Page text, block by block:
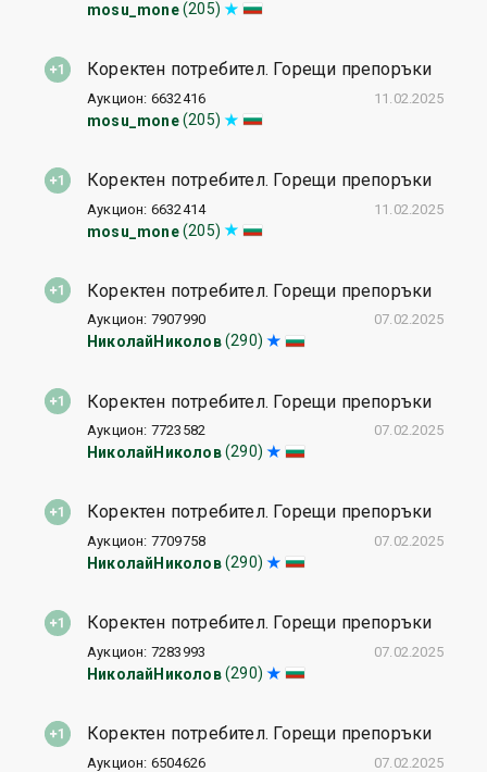
mosu_mone (205)
Коректен потребител. Горещи препоръки
mosu_mone (205)
Аукцион: 6632416 11.02.2025
Коректен потребител. Горещи препоръки
mosu_mone (205)
Аукцион: 6632414 11.02.2025
Коректен потребител. Горещи препоръки
НиколайНиколов (290)
Аукцион: 7907990 07.02.2025
Коректен потребител. Горещи препоръки
НиколайНиколов (290)
Аукцион: 7723582 07.02.2025
Коректен потребител. Горещи препоръки
НиколайНиколов (290)
Аукцион: 7709758 07.02.2025
Коректен потребител. Горещи препоръки
НиколайНиколов (290)
Аукцион: 7283993 07.02.2025
Коректен потребител. Горещи препоръки
Аукцион: 6504626 07.02.2025